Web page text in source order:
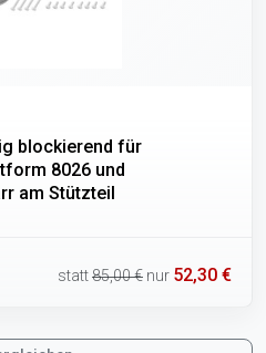
blockierend für
8026 und
am Stützteil
statt85,00 € nur 52,30 €